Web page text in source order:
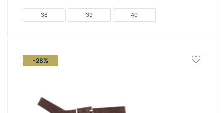
€109.00.
€85.00.
38 39 40
-28%